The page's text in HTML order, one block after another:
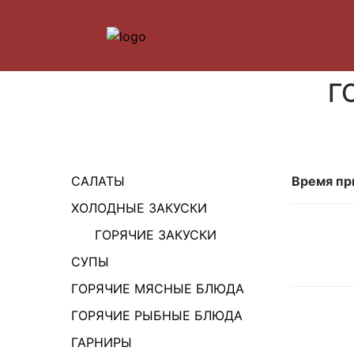
САЛАТЫ
ХОЛОДНЫЕ ЗАКУСКИ
ГОРЯЧИЕ ЗАКУСКИ
СУПЫ
ГОРЯЧИЕ МЯСНЫЕ БЛЮДА
ГОРЯЧИЕ РЫБНЫЕ БЛЮДА
ГАРНИРЫ
Время